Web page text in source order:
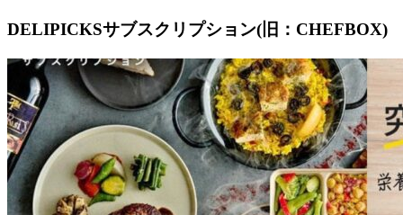
DELIPICKSサブスクリプション(旧：CHEFBOX)